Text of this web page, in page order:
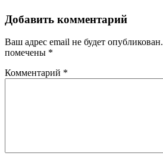
Добавить комментарий
Ваш адрес email не будет опубликован.
помечены *
Комментарий *